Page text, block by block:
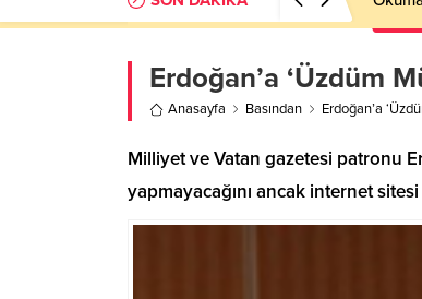
Erdoğan’a ‘Üzdüm
Anasayfa Basından Erdoğan’a
Milliyet ve Vatan gazetesi patronu
yapmayacağını ancak internet sitesi